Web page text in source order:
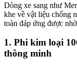
Dòng xe sang như
khe về vật liệu chống
toàn đáp ứng được
1. Phi kim loại
thông minh